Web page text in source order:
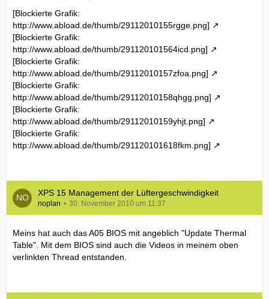
[Blockierte Grafik:
http://www.abload.de/thumb/29112010155rgge.png]
[Blockierte Grafik:
http://www.abload.de/thumb/291120101564icd.png]
[Blockierte Grafik:
http://www.abload.de/thumb/29112010157zfoa.png]
[Blockierte Grafik:
http://www.abload.de/thumb/29112010158qhgg.png]
[Blockierte Grafik:
http://www.abload.de/thumb/29112010159yhjt.png]
[Blockierte Grafik:
http://www.abload.de/thumb/291120101618fkm.png]
XPS 15 Management der Lüftergeschwindigkeit
noplan 30. November 2010 um 11:37
Meins hat auch das A05 BIOS mit angeblich "Update Thermal
Table". Mit dem BIOS sind auch die Videos in meinem oben
verlinkten Thread entstanden.